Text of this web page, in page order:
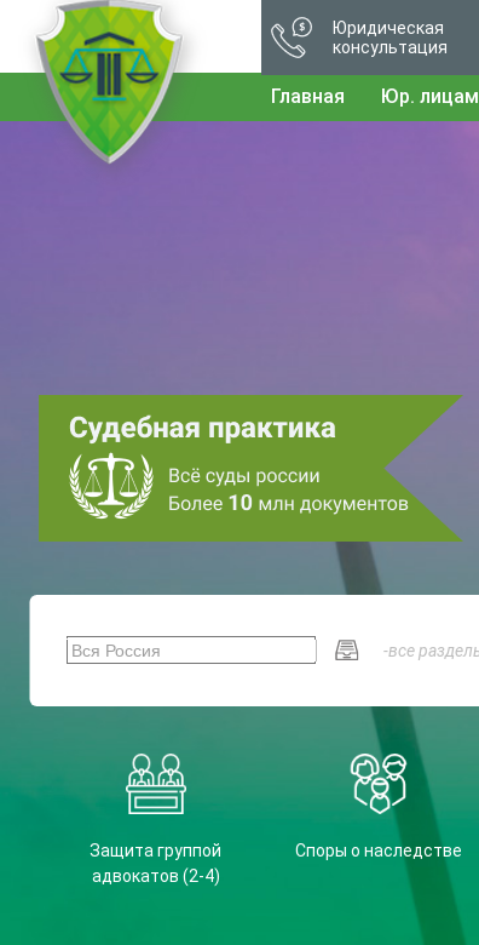
Юридическая
консультация
Главная Юр. лицам
Защита группой
адвокатов (2-4)
Споры о наследстве